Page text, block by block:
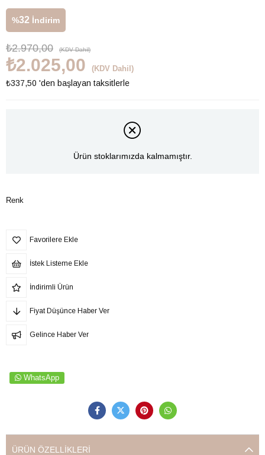
%32 İndirim
₺2.970,00 (KDV Dahil)
₺2.025,00 (KDV Dahil)
₺337,50 'den başlayan taksitlerle
Ürün stoklarımızda kalmamıştır.
Renk
Favorilere Ekle
İstek Listeme Ekle
İndirimli Ürün
Fiyat Düşünce Haber Ver
Gelince Haber Ver
WhatsApp
ÜRÜN ÖZELLIKLERI